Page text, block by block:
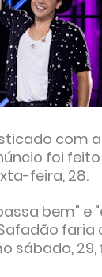
com
foi
feira, 28.
bem" e
faria
sábado,